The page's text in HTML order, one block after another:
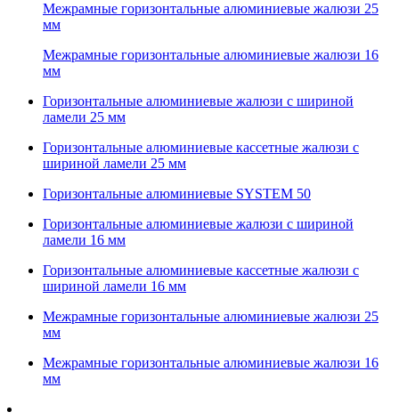
Межрамные горизонтальные алюминиевые жалюзи 25
мм
Межрамные горизонтальные алюминиевые жалюзи 16
мм
Горизонтальные алюминиевые жалюзи с шириной
ламели 25 мм
Горизонтальные алюминиевые кассетные жалюзи с
шириной ламели 25 мм
Горизонтальные алюминиевые SYSTEM 50
Горизонтальные алюминиевые жалюзи с шириной
ламели 16 мм
Горизонтальные алюминиевые кассетные жалюзи с
шириной ламели 16 мм
Межрамные горизонтальные алюминиевые жалюзи 25
мм
Межрамные горизонтальные алюминиевые жалюзи 16
мм